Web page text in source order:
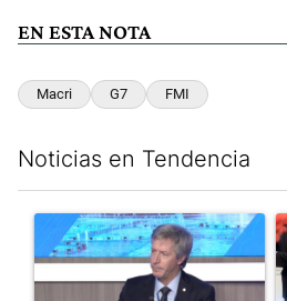
EN ESTA NOTA
Macri G7 FMI
Noticias en Tendencia
Un artículo de tendencia con el